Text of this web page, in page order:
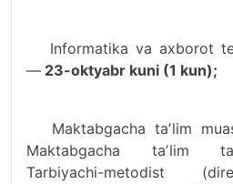
Informatika va axborot
— 23-oktyabr kuni (1 kun);
Maktabgacha taʼlim
Maktabgacha taʼlim
Tarbiyachi-metodist